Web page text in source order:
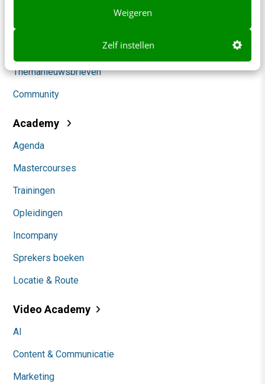
Weigeren
Zelf instellen
Marketing
Themanieuwsbrieven
Community
Academy
Agenda
Mastercourses
Trainingen
Opleidingen
Incompany
Sprekers boeken
Locatie & Route
Video Academy
AI
Content & Communicatie
Marketing